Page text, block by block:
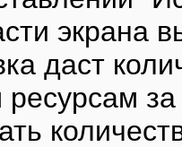
экрана
даст